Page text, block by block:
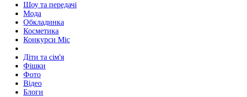
Шоу та передачі
Мода
Обкладинка
Косметика
Конкурси Міс
Діти та сім'я
Фішки
Фото
Відео
Блоги